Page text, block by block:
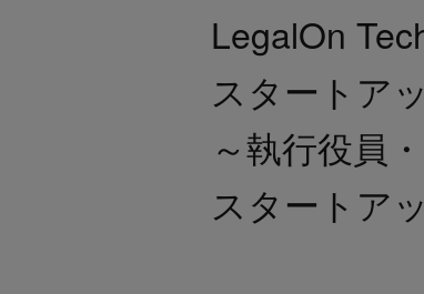
LegalOn
スタートア
～執行役員
スタートア